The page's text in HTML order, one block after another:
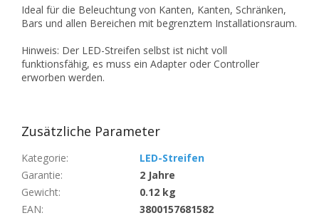
Ideal für die Beleuchtung von Kanten, Kanten, Schränken,
Bars und allen Bereichen mit begrenztem Installationsraum.
Hinweis: Der LED-Streifen selbst ist nicht voll
funktionsfähig, es muss ein Adapter oder Controller
erworben werden.
Zusätzliche Parameter
Kategorie:
LED-Streifen
Garantie:
2 Jahre
Gewicht:
0.12 kg
EAN:
3800157681582